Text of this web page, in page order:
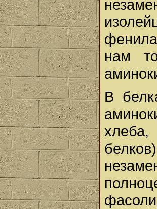
нам
В